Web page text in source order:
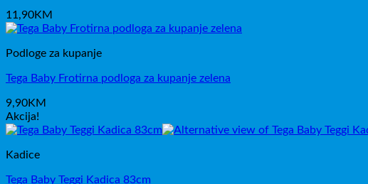
11,90KM
Podloge za kupanje
Tega Baby Frotirna podloga za kupanje zelena
9,90KM
Akcija!
Kadice
Tega Baby Teggi Kadica 83cm